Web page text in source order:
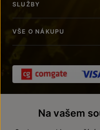
SLUŽBY
VŠE O NÁKUPU
Na vašem